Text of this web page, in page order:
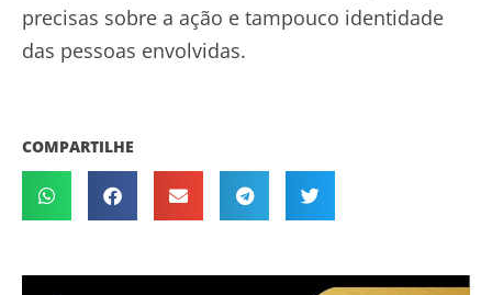
precisas sobre a ação e tampouco identidade
das pessoas envolvidas.
COMPARTILHE